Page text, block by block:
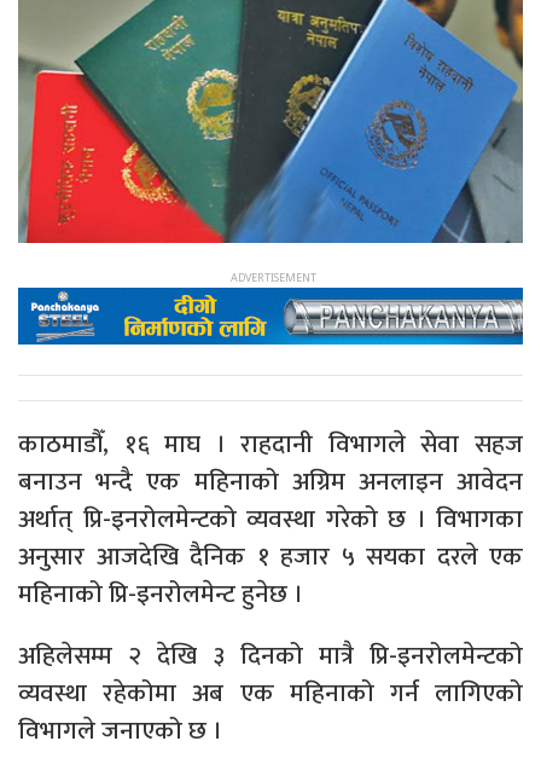
काठमाडौँ, १६ माघ । राहदानी विभागले सेवा सहज
बनाउन भन्दै एक महिनाको अग्रिम अनलाइन आवेदन
अर्थात् प्रि-इनरोलमेन्टको व्यवस्था गरेको छ । विभागका
अनुसार आजदेखि दैनिक १ हजार ५ सयका दरले एक
महिनाको प्रि-इनरोलमेन्ट हुनेछ ।
अहिलेसम्म २ देखि ३ दिनको मात्रै प्रि-इनरोलमेन्टको
व्यवस्था रहेकोमा अब एक महिनाको गर्न लागिएको
विभागले जनाएको छ ।